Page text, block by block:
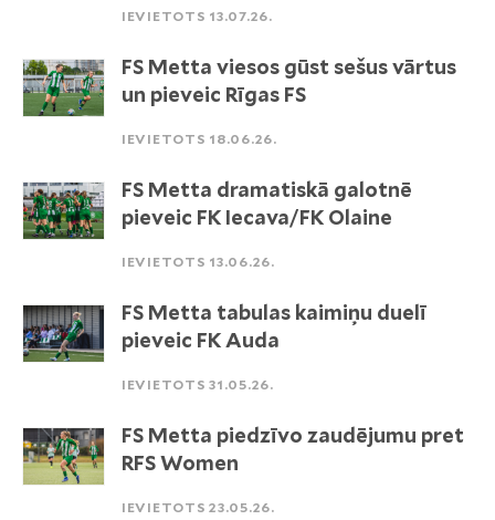
IEVIETOTS 13.07.26.
FS Metta viesos gūst sešus vārtus
un pieveic Rīgas FS
IEVIETOTS 18.06.26.
FS Metta dramatiskā galotnē
pieveic FK Iecava/FK Olaine
IEVIETOTS 13.06.26.
FS Metta tabulas kaimiņu duelī
pieveic FK Auda
IEVIETOTS 31.05.26.
FS Metta piedzīvo zaudējumu pret
RFS Women
IEVIETOTS 23.05.26.